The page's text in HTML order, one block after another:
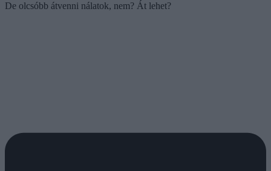
De olcsóbb átvenni nálatok, nem? Át lehet?